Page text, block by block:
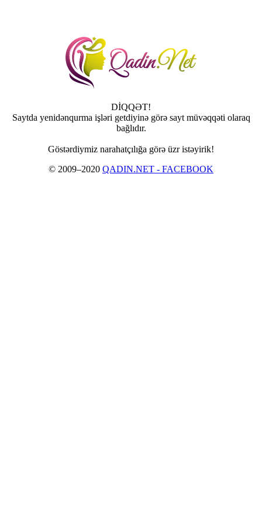
DİQQƏT!
Saytda yenidənqurma işləri getdiyinə görə sayt müvəqqəti olaraq
bağlıdır.
Göstərdiymiz narahatçılığa görə üzr istəyirik!
© 2009–2020 QADIN.NET - FACEBOOK